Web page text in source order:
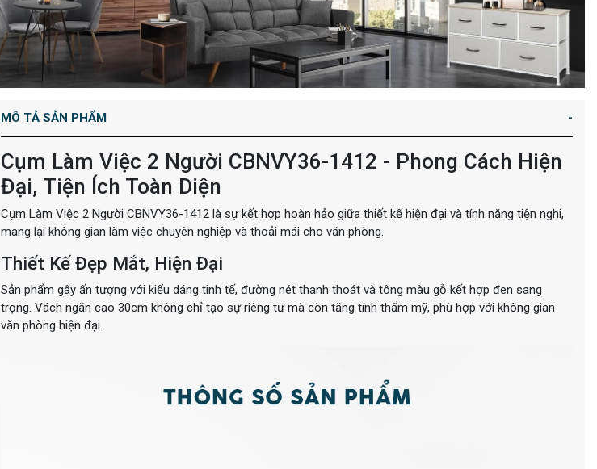
MÔ TẢ SẢN PHẨM
Cụm Làm Việc 2 Người CBNVY36-1412 - Phong Cách Hiện
Đại, Tiện Ích Toàn Diện
Cụm Làm Việc 2 Người CBNVY36-1412 là sự kết hợp hoàn hảo giữa thiết kế hiện đại và tính năng tiện nghi,
mang lại không gian làm việc chuyên nghiệp và thoải mái cho văn phòng.
Thiết Kế Đẹp Mắt, Hiện Đại
Sản phẩm gây ấn tượng với kiểu dáng tinh tế, đường nét thanh thoát và tông màu gỗ kết hợp đen sang
trọng. Vách ngăn cao 30cm không chỉ tạo sự riêng tư mà còn tăng tính thẩm mỹ, phù hợp với không gian
văn phòng hiện đại.